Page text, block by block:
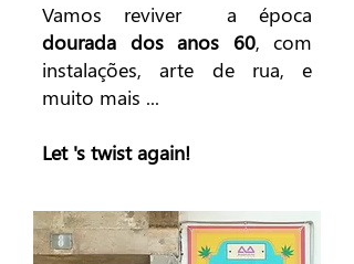
Vamos reviver a época
dourada dos anos 60, com
instalações, arte de rua, e
muito mais ...
Let 's twist again!